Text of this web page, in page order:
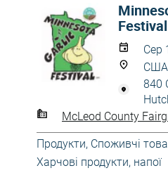
Festival
Сер
840
McLeod County
Продукти, Споживчі
Харчові продукти, напої